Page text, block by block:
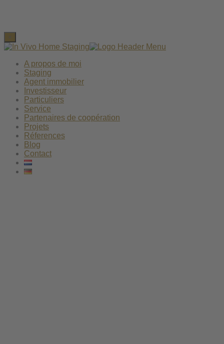
A propos de moi
Staging
Agent immobilier
Investisseur
Particuliers
Service
Partenaires de coopération
Projets
Réferences
Blog
Contact